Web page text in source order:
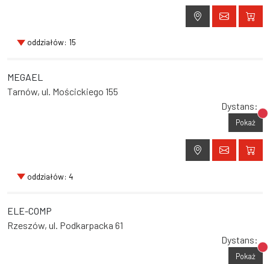
oddziałów: 15
MEGAEL
Tarnów, ul. Mościckiego 155
Dystans:
Pokaż
oddziałów: 4
ELE-COMP
Rzeszów, ul. Podkarpacka 61
Dystans:
Pokaż